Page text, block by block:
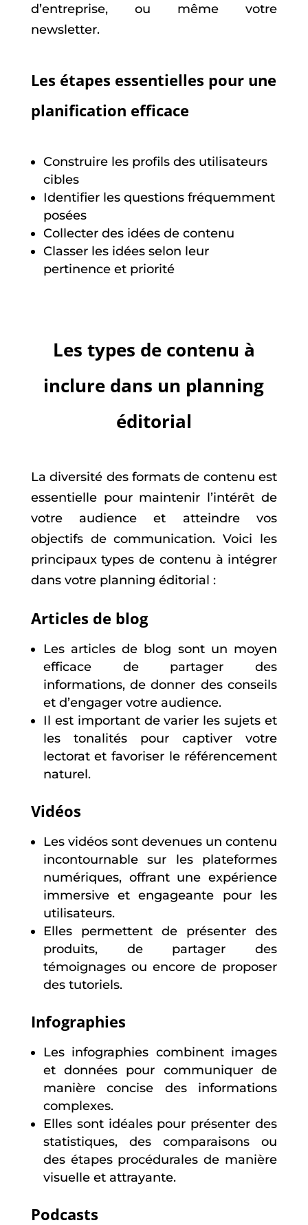
d’entreprise, ou même votre
newsletter.
Les étapes essentielles pour une
planification efficace
Construire les profils des utilisateurs
cibles
Identifier les questions fréquemment
posées
Collecter des idées de contenu
Classer les idées selon leur
pertinence et priorité
Les types de contenu à
inclure dans un planning
éditorial
La diversité des formats de contenu est
essentielle pour maintenir l’intérêt de
votre audience et atteindre vos
objectifs de communication. Voici les
principaux types de contenu à intégrer
dans votre planning éditorial :
Articles de blog
Les articles de blog sont un moyen
efficace de partager des
informations, de donner des conseils
et d’engager votre audience.
Il est important de varier les sujets et
les tonalités pour captiver votre
lectorat et favoriser le référencement
naturel.
Vidéos
Les vidéos sont devenues un contenu
incontournable sur les plateformes
numériques, offrant une expérience
immersive et engageante pour les
utilisateurs.
Elles permettent de présenter des
produits, de partager des
témoignages ou encore de proposer
des tutoriels.
Infographies
Les infographies combinent images
et données pour communiquer de
manière concise des informations
complexes.
Elles sont idéales pour présenter des
statistiques, des comparaisons ou
des étapes procédurales de manière
visuelle et attrayante.
Podcasts